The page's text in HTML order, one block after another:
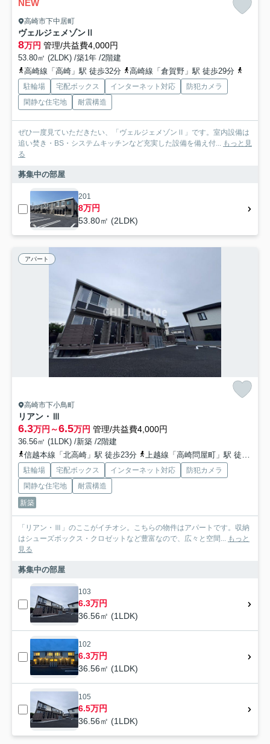
NEW
高崎市下中居町
ヴェルジェメゾンⅡ
8万円 管理/共益費4,000円
53.80㎡ (2LDK) /築1年 /2階建
高崎線「高崎」駅 徒歩32分
高崎線「倉賀野」駅 徒歩29分
駐輪場 宅配ボックス インターネット対応
防犯カメラ
閑静な住宅地
耐震構造
ぜひ一度見ていただきたい、「ヴェルジェメゾンⅡ」です。室内設備は
追い焚き・BS・システムキッチンなど充実した設備を備え付... もっと見
る
募集中の部屋
201
8万円
53.80㎡ (2LDK)
アパート
高崎市下小鳥町
リアン・Ⅲ
6.3万円～6.5万円 管理/共益費4,000円
36.56㎡ (1LDK) /新築 /2階建
信越本線「北高崎」駅 徒歩23分
上越線「高崎問屋町」駅 徒歩26分
駐輪場 宅配ボックス インターネット対応
防犯カメラ
閑静な住宅地
耐震構造
新築
「リアン・Ⅲ」のここがイチオシ。こちらの物件はアパートです。収納
はシューズボックス・クロゼットなど豊富なので、広々と空間... もっと
見る
募集中の部屋
103
6.3万円
36.56㎡ (1LDK)
102
6.3万円
36.56㎡ (1LDK)
105
6.5万円
36.56㎡ (1LDK)